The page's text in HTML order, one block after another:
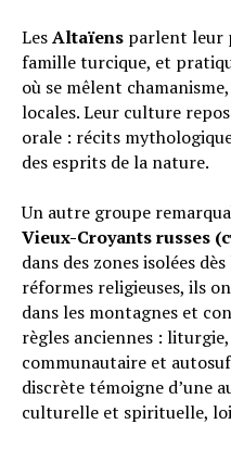
LesAltaïens parlent leur
famille turcique, et
où se mêlent
locales. Leur culture
orale : récits
des esprits de la nature.
Un autre groupe
Vieux-Croyants russes
dans des zones isolées
réformes religieuses, ils
dans les montagnes et
règles anciennes :
communautaire et
discrète témoigne d’une
culturelle et spirituelle,